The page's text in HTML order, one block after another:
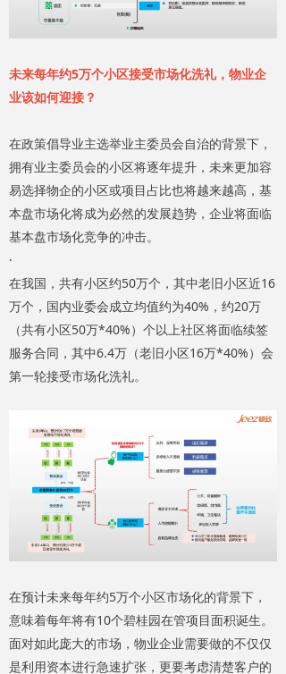
未来每年约5万个小区接受市场化洗礼，物业企
业该如何迎接？
在政策倡导业主选举业主委员会自治的背景下，
拥有业主委员会的小区将逐年提升，未来更加容
易选择物企的小区或项目占比也将越来越高，基
本盘市场化将成为必然的发展趋势，企业将面临
基本盘市场化竞争的冲击。
·
在我国，共有小区约50万个，其中老旧小区近16
万个，国内业委会成立均值约为40%，约20万
（共有小区50万*40%）个以上社区将面临续签
服务合同，其中6.4万（老旧小区16万*40%）会
第一轮接受市场化洗礼。
在预计未来每年约5万个小区市场化的背景下，
意味着每年将有10个碧桂园在管项目面积诞生。
面对如此庞大的市场，物业企业需要做的不仅仅
是利用资本进行急速扩张，更要考虑清楚客户的